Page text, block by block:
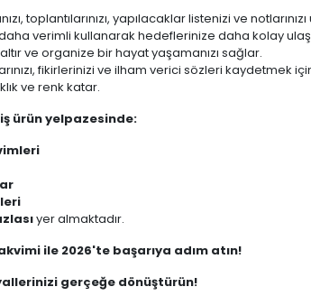
toplantılarınızı, yapılacaklar listenizi ve
daha verimli kullanarak hedeflerinize daha kolay
ve organize bir hayat yaşamanızı sağlar.
fikirlerinizi ve ilham verici sözleri kaydetmek
ve renk katar.
ürün yelpazesinde:
yer almaktadır.
ile 2026'te başarıya adım atın!
gerçeğe dönüştürün!